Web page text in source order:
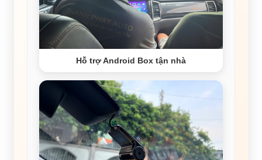
Hỗ trợ Android Box tận nhà